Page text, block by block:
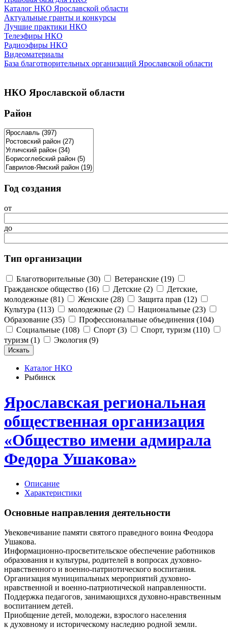
Каталог НКО Ярославской области
Актуальные гранты и конкурсы
Лучшие практики НКО
Телеэфиры НКО
Радиоэфиры НКО
Видеоматериалы
База благотворительных организаций Ярославской области
НКО Ярославской области
Район
Год создания
от
до
Тип организации
Благотворительные (30)
Ветеранские (19)
Гражданское общество (16)
Детские (2)
Детские,
молодежные (81)
Женские (28)
Защита прав (12)
Культура (113)
молодежные (2)
Национальные (23)
Образование (35)
Профессиональные объединения (104)
Социальные (108)
Спорт (3)
Спорт, туризм (110)
туризм (1)
Экология (9)
Каталог НКО
Рыбинск
Ярославская региональная
общественная организация
«Общество имени адмирала
Федора Ушакова»
Описание
Характеристики
Основные направления деятельности
Увековечивание памяти святого праведного воина Феодора
Ушакова.
Информационно-просветительское обеспечение работников
образования и культуры, родителей в вопросах духовно-
нравственного и военно-патриотического воспитания.
Организация муниципальных мероприятий духовно-
нравственной и военно-патриотической направленности.
Поддержка педагогов, занимающихся духовно-нравственным
воспитанием детей.
Приобщение детей, молодежи, взрослого населения
к духовному и историческому наследию родной земли.